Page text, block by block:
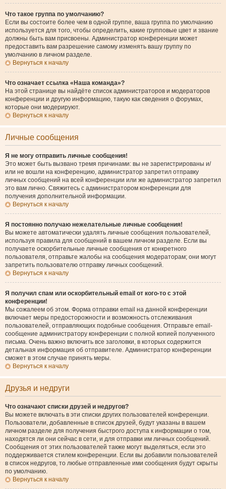
Что такое группа по умолчанию?
Если вы состоите более чем в одной группе, ваша группа по умолчанию
используется для того, чтобы определить, какие групповые цвет и звание
должны быть вам присвоены. Администратор конференции может
предоставить вам разрешение самому изменять вашу группу по
умолчанию в личном разделе.
Вернуться к началу
Что означает ссылка «Наша команда»?
На этой странице вы найдёте список администраторов и модераторов
конференции и другую информацию, такую как сведения о форумах,
которые они модерируют.
Вернуться к началу
Личные сообщения
Я не могу отправить личные сообщения!
Это может быть вызвано тремя причинами: вы не зарегистрированы и/
или не вошли на конференцию, администратор запретил отправку
личных сообщений на всей конференции или же администратор запретил
это вам лично. Свяжитесь с администратором конференции для
получения дополнительной информации.
Вернуться к началу
Я постоянно получаю нежелательные личные сообщения!
Вы можете автоматически удалять личные сообщения пользователей,
используя правила для сообщений в вашем личном разделе. Если вы
получаете оскорбительные личные сообщения от конкретного
пользователя, отправьте жалобы на сообщения модераторам; они могут
запретить пользователю отправку личных сообщений.
Вернуться к началу
Я получил спам или оскорбительный email от кого-то с этой
конференции!
Мы сожалеем об этом. Форма отправки email на данной конференции
включает меры предосторожности и возможность отслеживания
пользователей, отправляющих подобные сообщения. Отправьте email-
сообщение администратору конференции с полной копией полученного
письма. Очень важно включить все заголовки, в которых содержится
детальная информация об отправителе. Администратор конференции
сможет в этом случае принять меры.
Вернуться к началу
Друзья и недруги
Что означают списки друзей и недругов?
Вы можете включать в эти списки других пользователей конференции.
Пользователи, добавленные в список друзей, будут указаны в вашем
личном разделе для получения быстрого доступа к информации о том,
находятся ли они сейчас в сети, и для отправки им личных сообщений.
Сообщения от этих пользователей также могут выделяться, если это
поддерживается стилем конференции. Если вы добавили пользователей
в список недругов, то любые отправленные ими сообщения будут скрыты
по умолчанию.
Вернуться к началу